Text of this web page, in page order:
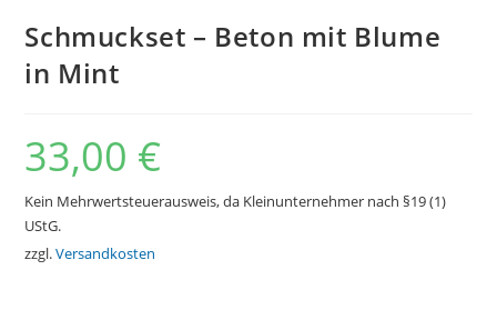
Schmuckset – Beton mit Blume
in Mint
33,00 €
Kein Mehrwertsteuerausweis, da Kleinunternehmer nach §19 (1)
UStG.
zzgl.Versandkosten